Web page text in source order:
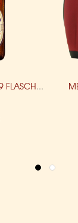
MECKATZER HELL - 9 FLASCHEN